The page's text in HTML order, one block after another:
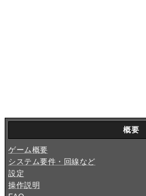
概要
ゲーム概要
システム要件・回線など
設定
操作説明